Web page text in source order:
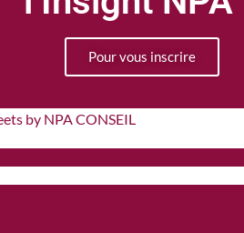
Pour vous inscrire
by NPA CONSEIL